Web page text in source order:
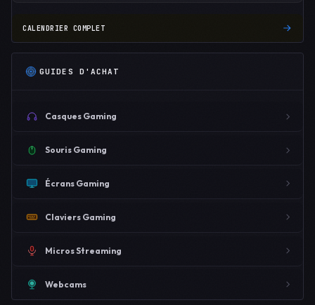
CALENDRIER COMPLET
GUIDES D'ACHAT
Casques Gaming
Souris Gaming
Écrans Gaming
Claviers Gaming
Micros Streaming
Webcams